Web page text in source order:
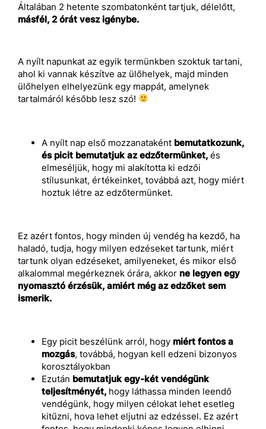
Általában 2 hetente szombatonként tartjuk, délelőtt,
másfél, 2 órát vesz igénybe.
A nyílt napunkat az egyik termünkben szoktuk tartani,
ahol ki vannak készítve az ülőhelyek, majd minden
ülőhelyen elhelyezünk egy mappát, amelynek
tartalmáról később lesz szó!
A nyílt nap első mozzanataként bemutatkozunk,
és picit bemutatjuk az edzőtermünket, és
elmeséljük, hogy mi alakította ki edzői
stílusunkat, értékeinket, továbbá azt, hogy miért
hoztuk létre az edzőtermünket.
Ez azért fontos, hogy minden új vendég ha kezdő, ha
haladó, tudja, hogy milyen edzéseket tartunk, miért
tartunk olyan edzéseket, amilyeneket, és mikor első
alkalommal megérkeznek órára, akkor ne legyen egy
nyomasztó érzésük, amiért még az edzőket sem
ismerik.
Egy picit beszélünk arról, hogy miért fontos a
mozgás, továbbá, hogyan kell edzeni bizonyos
korosztályokban
Ezután bemutatjuk egy-két vendégünk
teljesítményét, hogy láthassa minden leendő
vendégünk, hogy milyen célokat lehet esetleg
kitűzni, hova lehet eljutni az edzéssel. Ez azért